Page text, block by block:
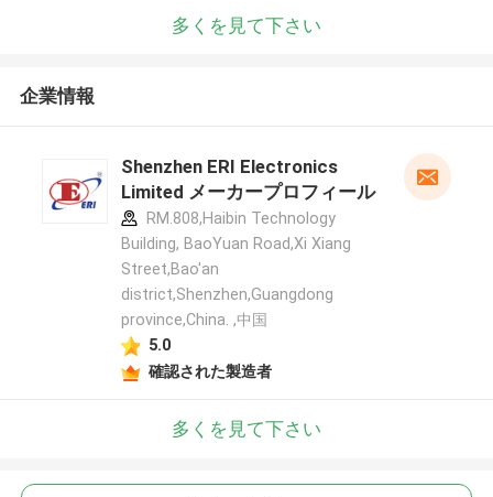
多くを見て下さい
企業情報
Shenzhen ERI Electronics
Limited メーカープロフィール
RM.808,Haibin Technology
Building, BaoYuan Road,Xi Xiang
Street,Bao'an
district,Shenzhen,Guangdong
province,China. ,中国
5.0
確認された製造者
多くを見て下さい